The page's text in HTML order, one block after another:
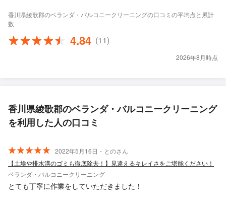
香川県綾歌郡のベランダ・バルコニークリーニングの口コミの平均点と累計
数
4.84 (11)
2026年8月時点
香川県綾歌郡のベランダ・バルコニークリーニング
を利用した人の口コミ
2022年5月16日・とのさん
【土埃や排水溝のゴミも徹底除去！】見違えるキレイさをご堪能ください！
ベランダ・バルコニークリーニング
とても丁寧に作業をしていただきました！